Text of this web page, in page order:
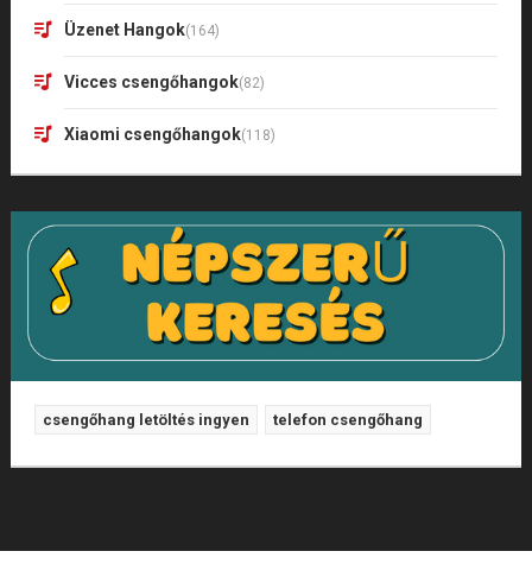
Üzenet Hangok(164)
Vicces csengőhangok(82)
Xiaomi csengőhangok(118)
csengőhang letöltés ingyen telefon csengőhang